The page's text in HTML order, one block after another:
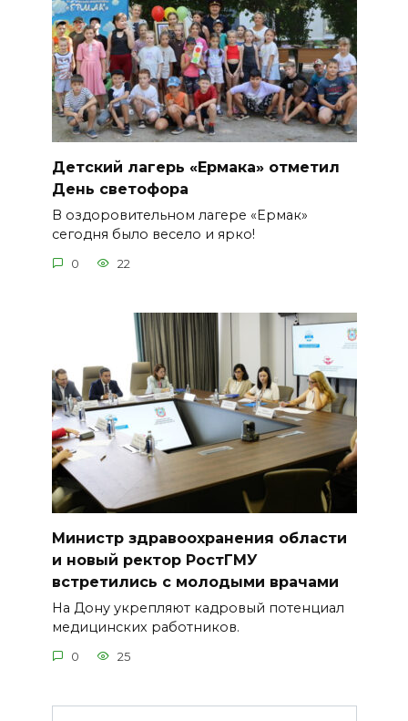
Детский лагерь «Ермака» отметил
День светофора
В оздоровительном лагере «Ермак»
сегодня было весело и ярко!
0 22
Министр здравоохранения области
и новый ректор РостГМУ
встретились с молодыми врачами
На Дону укрепляют кадровый потенциал
медицинских работников.
0 25